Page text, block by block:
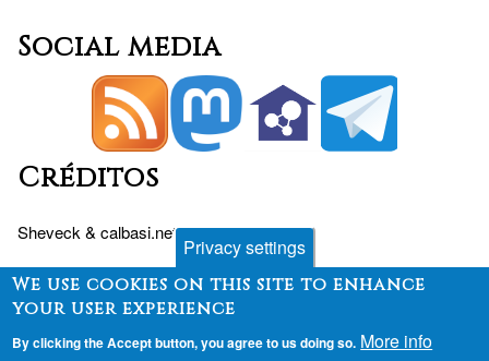
Social media
Créditos
Sheveck&calbasi.net+Drupal
Peu Contact Forum
Privacy settings
We use cookies on this site to enhance
your user experience
By clicking the Accept button, you agree to us doing so. More info